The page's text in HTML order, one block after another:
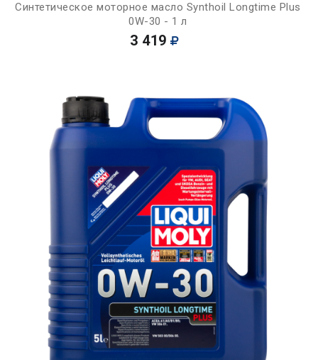
Синтетическое моторное масло Synthoil Longtime Plus
0W-30 - 1 л
3 419